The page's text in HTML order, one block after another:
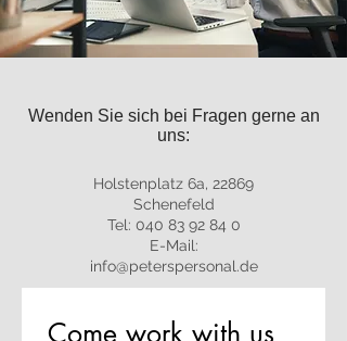
Wenden Sie sich bei Fragen gerne an
uns:
Holstenplatz 6a, 22869
Schenefeld
Tel: 040 83 92 84 0
E-Mail:
info@peterspersonal.de
Come work with us